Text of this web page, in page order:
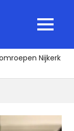
MENU
Nijkerk